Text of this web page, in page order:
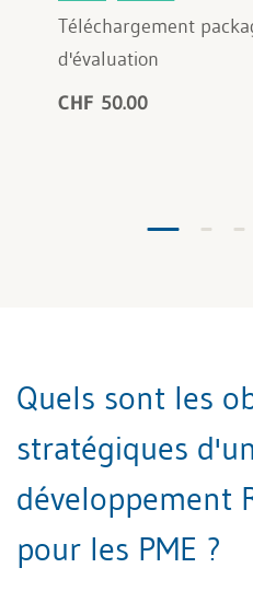
Téléchargement
d'évaluation
CHF 50.00
Quels sont les
stratégiques d'un
développement
pour les PME ?